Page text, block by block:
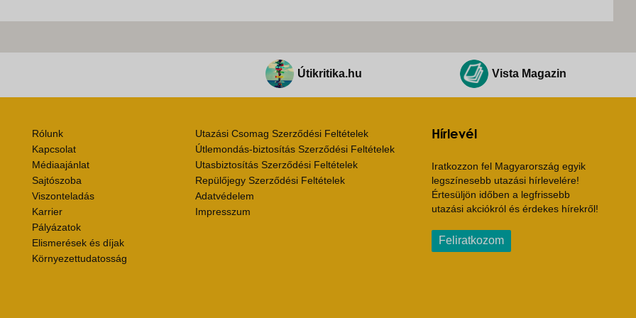
Útikritika.hu Vista Magazin
Rólunk
Kapcsolat
Médiaajánlat
Sajtószoba
Viszonteladás
Karrier
Pályázatok
Elismerések és díjak
Környezettudatosság
Utazási Csomag Szerződési Feltételek
Útlemondás-biztosítás Szerződési Feltételek
Utasbiztosítás Szerződési Feltételek
Repülőjegy Szerződési Feltételek
Adatvédelem
Impresszum
Hírlevél
Iratkozzon fel Magyarország egyik
legszínesebb utazási hírlevelére!
Értesüljön időben a legfrissebb
utazási akciókról és érdekes hírekről!
Feliratkozom